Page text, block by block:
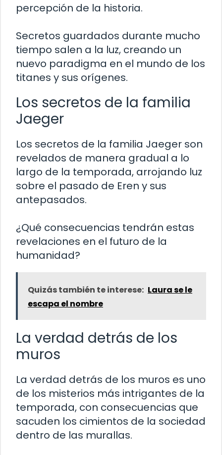
percepción de la historia.
Secretos guardados durante mucho
tiempo salen a la luz, creando un
nuevo paradigma en el mundo de los
titanes y sus orígenes.
Los secretos de la familia
Jaeger
Los secretos de la familia Jaeger son
revelados de manera gradual a lo
largo de la temporada, arrojando luz
sobre el pasado de Eren y sus
antepasados.
¿Qué consecuencias tendrán estas
revelaciones en el futuro de la
humanidad?
Quizás también te interese: Laura se le
escapa el nombre
La verdad detrás de los
muros
La verdad detrás de los muros es uno
de los misterios más intrigantes de la
temporada, con consecuencias que
sacuden los cimientos de la sociedad
dentro de las murallas.